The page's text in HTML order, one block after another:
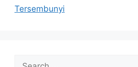
Tersembunyi
Search